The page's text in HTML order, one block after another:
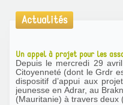
Actualités
Un appel à projet pour les
Depuis le mercredi 29
Citoyenneté (dont le Grdr
dispositif d’appui aux
jeunesse en Adrar, au
(Mauritanie) à travers deux